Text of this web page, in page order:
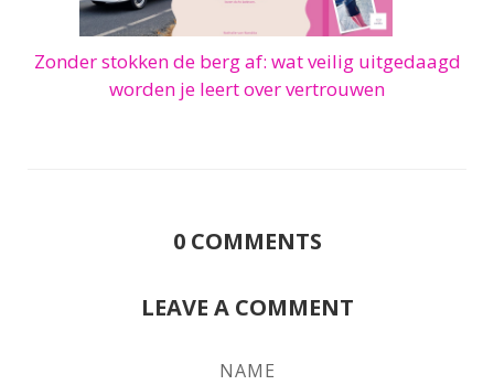
Zonder stokken de berg af: wat veilig uitgedaagd
worden je leert over vertrouwen
0 COMMENTS
LEAVE A COMMENT
NAME